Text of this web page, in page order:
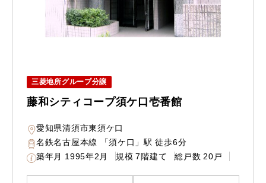
三菱地所グループ分譲
藤和シティコープ須ケ口壱番館
愛知県清須市東須ケ口
名鉄名古屋本線 「須ケ口」駅 徒歩6分
築年月 1995年2月 規模 7階建て 総戸数 20戸